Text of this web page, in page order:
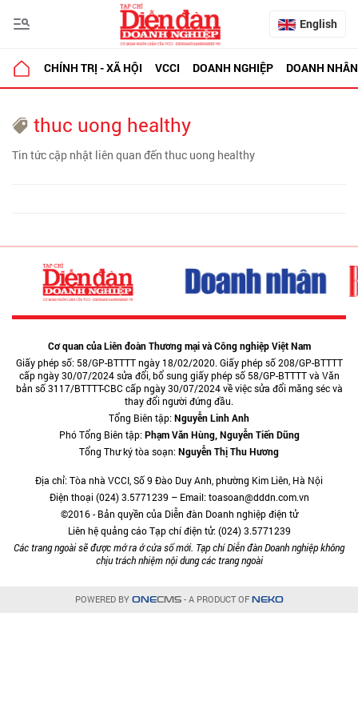
English
CHÍNH TRỊ - XÃ HỘI VCCI DOANH NGHIỆP DOANH NHÂN
thuc uong healthy
Tin tức cập nhật liên quan đến thuc uong healthy
Cơ quan của Liên đoàn Thương mại và Công nghiệp Việt Nam
Giấy phép số: 58/GP-BTTTT ngày 18/02/2020. Giấy phép số 208/GP-BTTTT
cấp ngày 30/07/2024 sửa đổi, bổ sung giấy phép số 58/GP-BTTTT và Văn
bản số 3117/BTTTT-CBC cấp ngày 30/07/2024 về việc sửa đổi măng séc và
thay đổi người đứng đầu.
Tổng Biên tập:Nguyễn Linh Anh
Phó Tổng Biên tập:Phạm Văn Hùng, Nguyễn Tiến Dũng
Tổng Thư ký tòa soạn:Nguyễn Thị Thu Hương
Địa chỉ: Tòa nhà VCCI, Số 9 Đào Duy Anh, phường Kim Liên, Hà Nội
Điện thoại (024) 3.5771239 – Email: toasoan@dddn.com.vn
©2016 - Bản quyền của Diễn đàn Doanh nghiệp điện tử
Liên hệ quảng cáo Tạp chí điện tử: (024) 3.5771239
Các trang ngoài sẽ được mở ra ở cửa sổ mới. Tạp chí Diễn đàn Doanh nghiệp không
chịu trách nhiệm nội dung các trang ngoài
POWERED BY ONECMS- A PRODUCT OF NEKO